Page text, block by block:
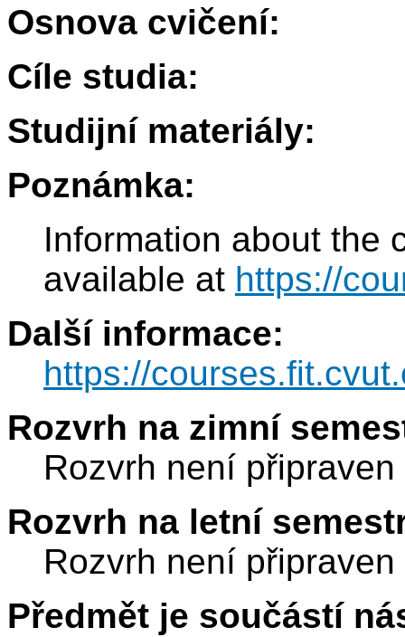
Osnova cvičení:
Cíle studia:
Studijní materiály:
Poznámka:
Information about the
available at https://
Další informace:
https://
Rozvrh na zimní
Rozvrh není připraven
Rozvrh na letní
Rozvrh není připraven
Předmět je součástí